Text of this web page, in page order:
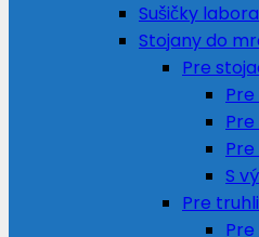
Sušičky
Stojany do
Pre
S
Pre